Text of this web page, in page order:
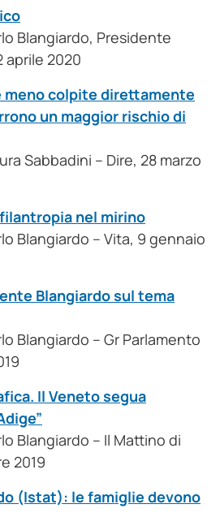
Blangiardo, Presidente
aprile 2020
meno colpite direttamente
un maggior rischio di
Sabbadini – Dire, 28 marzo
nel mirino
Blangiardo – Vita, 9 gennaio
Blangiardo sul tema
Blangiardo – Gr Parlamento
Il Veneto segua
Blangiardo – Il Mattino di
2019
(Istat): le famiglie devono